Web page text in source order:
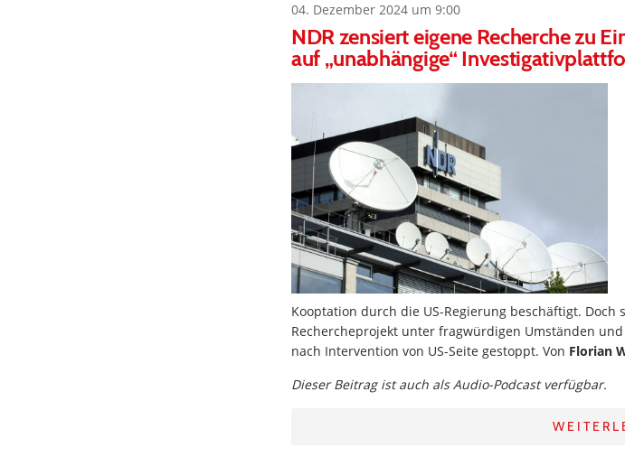
04. Dezember 2024 um 9:00
NDR zensiert eigene Recherche zu
auf „unabhängige“
Kooptation durch die US-Regierung beschäftigt.
Rechercheprojekt unter fragwürdigen Umständen
nach Intervention von US-Seite gestoppt. Von Florian
Dieser Beitrag ist auch als Audio-Podcast verfügbar.